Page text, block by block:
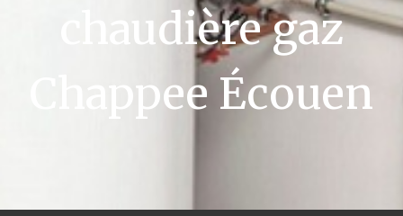
chaudière gaz
Chappee Écouen